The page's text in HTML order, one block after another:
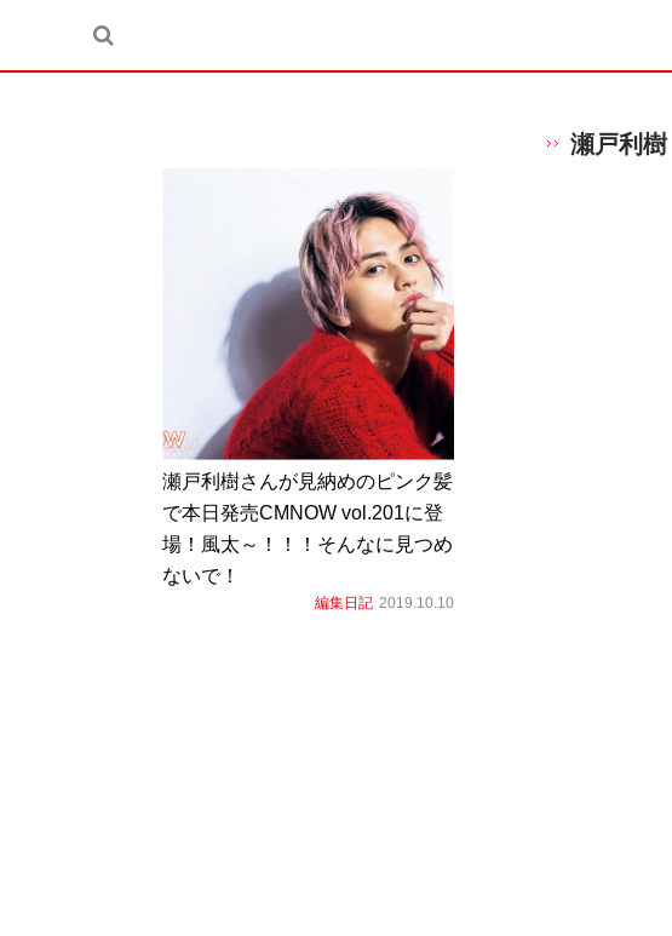
瀬戸利樹
瀬戸利樹さんが見納めのピンク髪
で本日発売CMNOW vol.201に登
場！風太～！！！そんなに見つめ
ないで！
編集日記 2019.10.10